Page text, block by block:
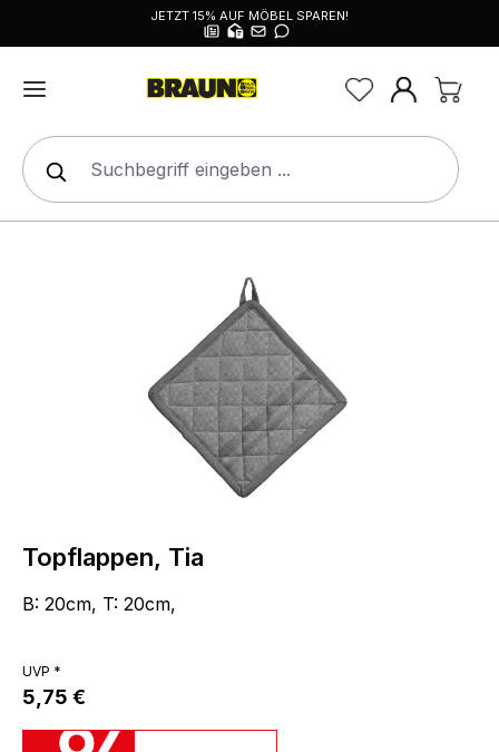
JETZT 15% AUF MÖBEL SPAREN!
Topflappen, Tia
B: 20cm, T: 20cm,
UVP *
5,75 €